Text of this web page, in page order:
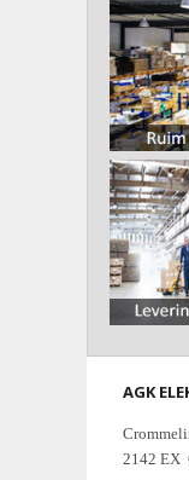
AGK
2142 EX